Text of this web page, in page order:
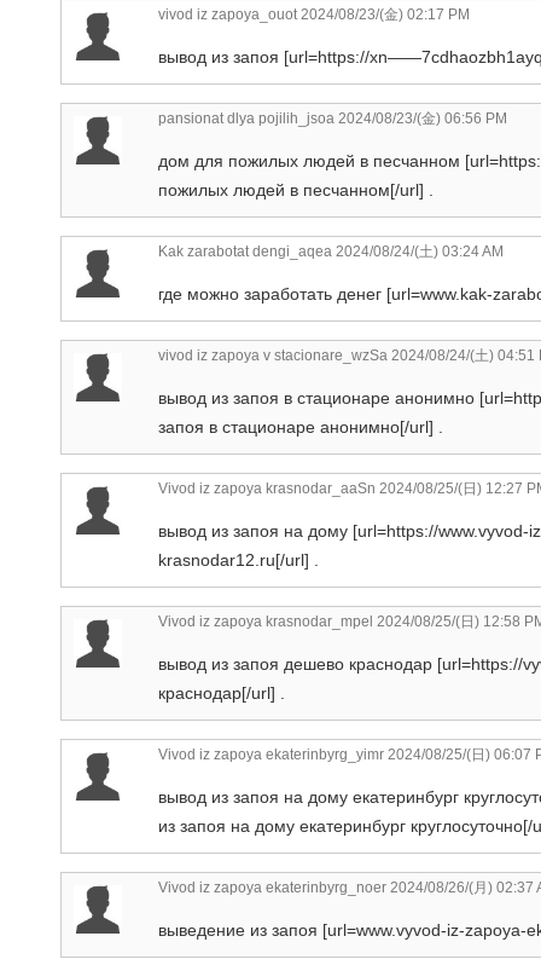
vivod iz zapoya_ouot2024/08/23/(金) 02:17 PM
вывод из запоя [url=https://
pansionat dlya pojilih_jsoa 2024/08/23/(金) 06:56 PM
дом для пожилых людей в песчанном
пожилых людей в песчанном[/url] .
Kak zarabotat dengi_aqea 2024/08/24/(土) 03:24 AM
где можно заработать денег [url=www.kak-
vivod iz zapoya v stacionare_wzSa 2024/08/24/(土) 04:51
вывод из запоя в стационаре анонимно
запоя в стационаре анонимно[/url] .
Vivod iz zapoya krasnodar_aaSn 2024/08/25/(日) 12:27
вывод из запоя на дому [url=https://
krasnodar12.ru[/url] .
Vivod iz zapoya krasnodar_mpel 2024/08/25/(日) 12:58
вывод из запоя дешево краснодар [url=https://
краснодар[/url] .
Vivod iz zapoya ekaterinbyrg_yimr 2024/08/25/(日) 06:07
вывод из запоя на дому екатеринбург
из запоя на дому екатеринбург круглосуточно[/
Vivod iz zapoya ekaterinbyrg_noer 2024/08/26/(月) 02:37
выведение из запоя [url=www.vyvod-iz-zapoya-